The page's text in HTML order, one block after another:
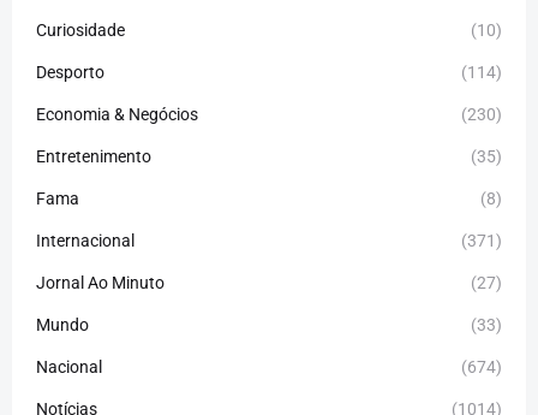
Curiosidade (10)
Desporto (114)
Economia & Negócios (230)
Entretenimento (35)
Fama (8)
Internacional (371)
Jornal Ao Minuto (27)
Mundo (33)
Nacional (674)
Notícias (1014)